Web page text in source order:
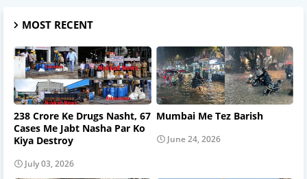
MOST RECENT
238 Crore Ke Drugs Nasht, 67
Cases Me Jabt Nasha Par Ko
Kiya Destroy
July 03, 2026
Mumbai Me Tez Barish
June 24, 2026